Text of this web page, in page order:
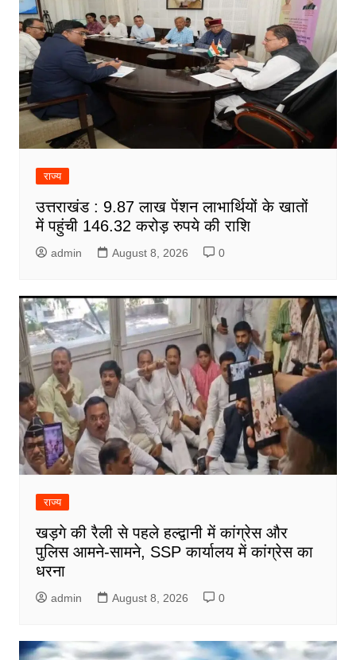
राज्य
उत्तराखंड : 9.87 लाख पेंशन लाभार्थियों के खातों
में पहुंची 146.32 करोड़ रुपये की राशि
admin August 8, 2026 0
राज्य
खड़गे की रैली से पहले हल्द्वानी में कांग्रेस और
पुलिस आमने-सामने, SSP कार्यालय में कांग्रेस का
धरना
admin August 8, 2026 0